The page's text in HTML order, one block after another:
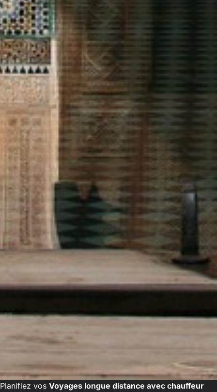
Planifiez vos Voyages longue distance avec chauffeur